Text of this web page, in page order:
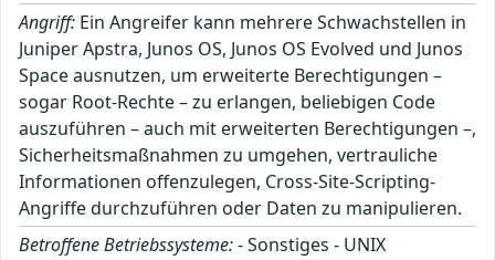
Angriff: Ein Angreifer kann mehrere Schwachstellen in
Juniper Apstra, Junos OS, Junos OS Evolved und Junos
Space ausnutzen, um erweiterte Berechtigungen –
sogar Root-Rechte – zu erlangen, beliebigen Code
auszuführen – auch mit erweiterten Berechtigungen –,
Sicherheitsmaßnahmen zu umgehen, vertrauliche
Informationen offenzulegen, Cross-Site-Scripting-
Angriffe durchzuführen oder Daten zu manipulieren.
Betroffene Betriebssysteme:- Sonstiges - UNIX